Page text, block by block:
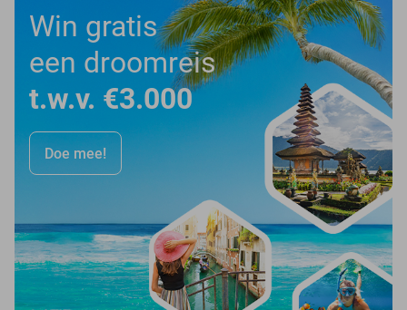
Win gratis
een droomreis
t.w.v. €3.000
Doe mee!